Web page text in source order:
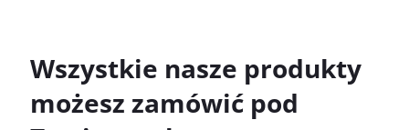
Wszystkie nasze produkty
możesz zamówić pod